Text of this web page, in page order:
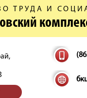
ТРУДА И